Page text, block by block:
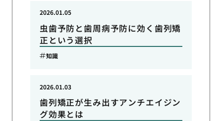
虫歯予防と歯周病予防に効く歯列矯
正という選択
2026.01.05
知識
歯列矯正が生み出すアンチエイジン
グ効果とは
2026.01.03